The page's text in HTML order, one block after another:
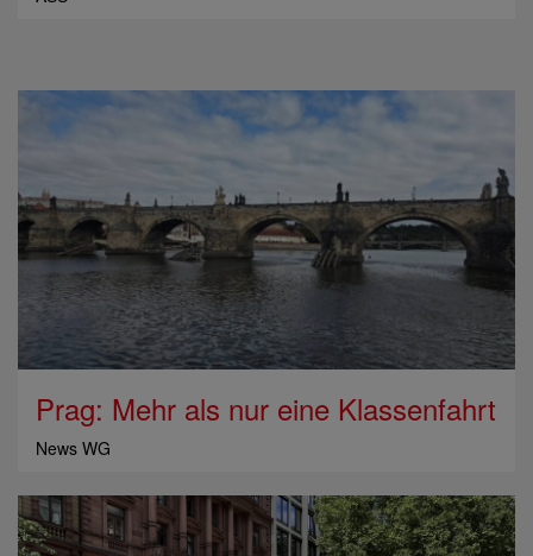
Prag: Mehr als nur eine Klassenfahrt
News WG